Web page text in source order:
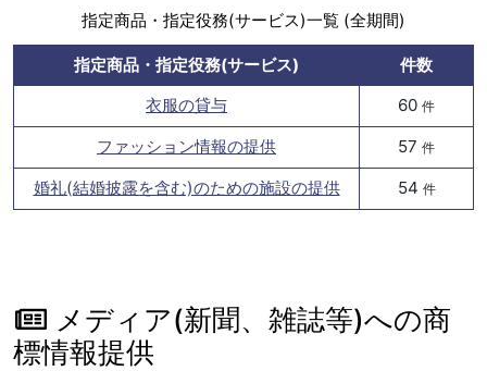
指定商品・指定役務(サービス)一覧 (全期間)
指定商品・指定役務(サービス)
件数
衣服の貸与
60 件
ファッション情報の提供 57 件
婚礼(結婚披露を含む)のための施設の提供 54 件
メディア(新聞、雑誌等)への商
標情報提供